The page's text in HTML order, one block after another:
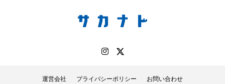
運営会社 プライバシーポリシー お問い合わせ